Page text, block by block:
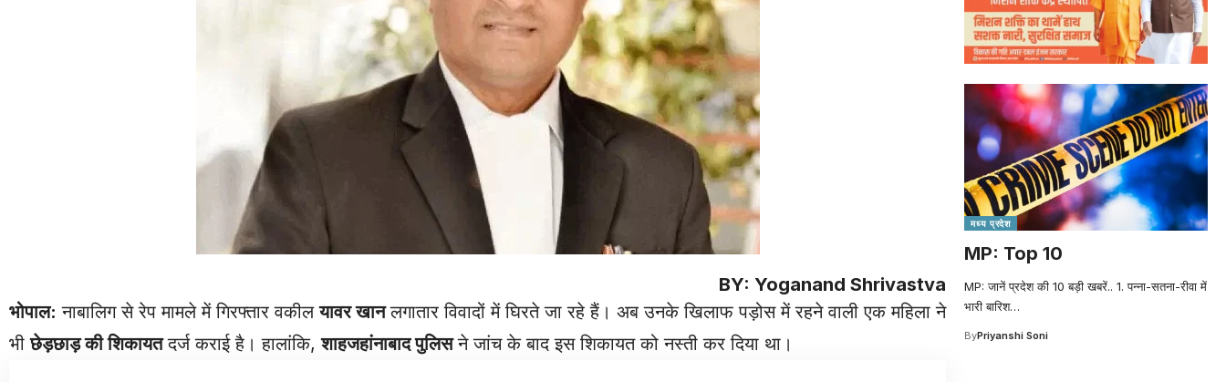
BY: Yoganand Shrivastva
भोपाल: नाबालिग से रेप मामले में गिरफ्तार वकीलयावर खानलगातार विवादों में घिरते जा रहे हैं। अब उनके खिलाफ पड़ोस में रहने वाली एक महिला ने
भीछेड़छाड़ की शिकायतदर्ज कराई है। हालांकि,शाहजहांनाबाद पुलिसने जांच के बाद इस शिकायत को नस्ती कर दिया था।
मध्य प्रदेश
MP: Top 10
MP: जानें प्रदेश की 10 बड़ी खबरें.. 1. पन्ना-सतना-रीवा में
भारी बारिश…
ByPriyanshi Soni